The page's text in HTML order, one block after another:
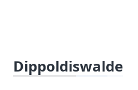
Dippoldiswalde